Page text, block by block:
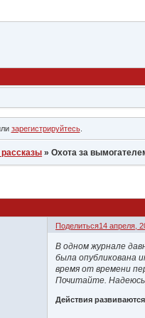
зарегистрируйтесь.
рассказы »Охота за
Поделиться14 апреля,
В одном журнале
была опубликована
время от времени
Почитайте.
Действия